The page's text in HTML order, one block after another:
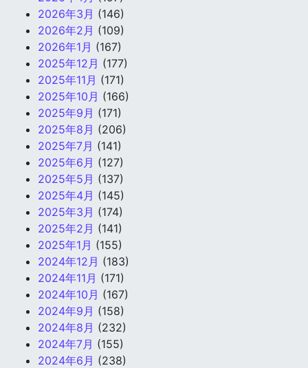
2026年3月 (146)
2026年2月 (109)
2026年1月 (167)
2025年12月 (177)
2025年11月 (171)
2025年10月 (166)
2025年9月 (171)
2025年8月 (206)
2025年7月 (141)
2025年6月 (127)
2025年5月 (137)
2025年4月 (145)
2025年3月 (174)
2025年2月 (141)
2025年1月 (155)
2024年12月 (183)
2024年11月 (171)
2024年10月 (167)
2024年9月 (158)
2024年8月 (232)
2024年7月 (155)
2024年6月 (238)